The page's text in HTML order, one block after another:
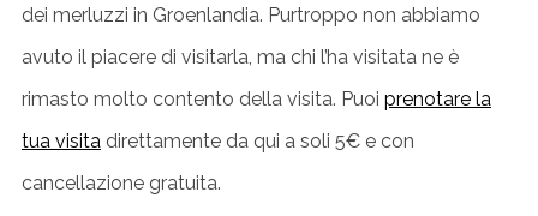
dei merluzzi in Groenlandia. Purtroppo non abbiamo
avuto il piacere di visitarla, ma chi l’ha visitata ne è
rimasto molto contento della visita. Puoi prenotare la
tua visitadirettamente da qui a soli 5€ e con
cancellazione gratuita.